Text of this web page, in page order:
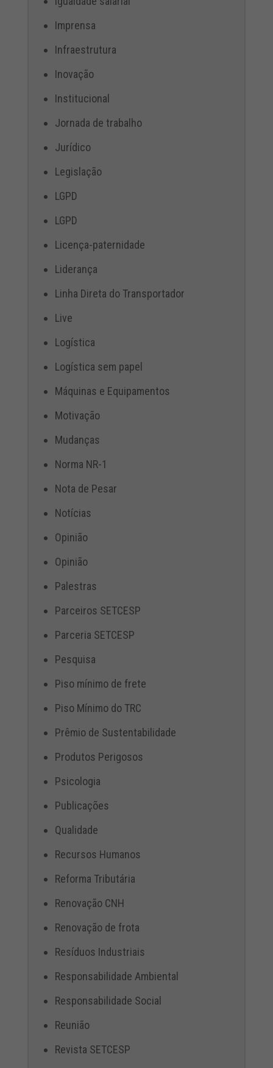
Imprensa
Infraestrutura
Inovação
Institucional
Jornada de trabalho
Jurídico
Legislação
LGPD
LGPD
Licença-paternidade
Liderança
Linha Direta do Transportador
Live
Logística
Logística sem papel
Máquinas e Equipamentos
Motivação
Mudanças
Norma NR-1
Nota de Pesar
Notícias
Opinião
Opinião
Palestras
Parceiros SETCESP
Parceria SETCESP
Pesquisa
Piso mínimo de frete
Piso Mínimo do TRC
Prêmio de Sustentabilidade
Produtos Perigosos
Psicologia
Publicações
Qualidade
Recursos Humanos
Reforma Tributária
Renovação CNH
Renovação de frota
Resíduos Industriais
Responsabilidade Ambiental
Responsabilidade Social
Reunião
Revista SETCESP